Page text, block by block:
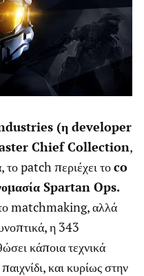
(η developer
Chief Collection,
το patch περιέχει τοco
Spartan Ops.
matchmaking, αλλά
η 343
κάποια τεχνικά
και κυρίως στην